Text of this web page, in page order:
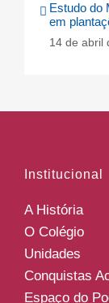
Estudo do
em
14 de abril
Institucional
A História
O Colégio
Unidades
Conquistas
Espaço do